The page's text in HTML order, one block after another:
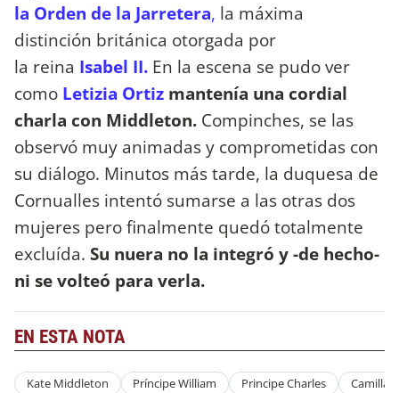
la Orden de la Jarretera, la máxima
distinción británica otorgada por
la reina Isabel II. En la escena se pudo ver
como Letizia Ortiz mantenía una cordial
charla con Middleton. Compinches, se las
observó muy animadas y comprometidas con
su diálogo. Minutos más tarde, la duquesa de
Cornualles intentó sumarse a las otras dos
mujeres pero finalmente quedó totalmente
excluída. Su nuera no la integró y -de hecho-
ni se volteó para verla.
EN ESTA NOTA
Kate Middleton Príncipe William Principe Charles Camilla